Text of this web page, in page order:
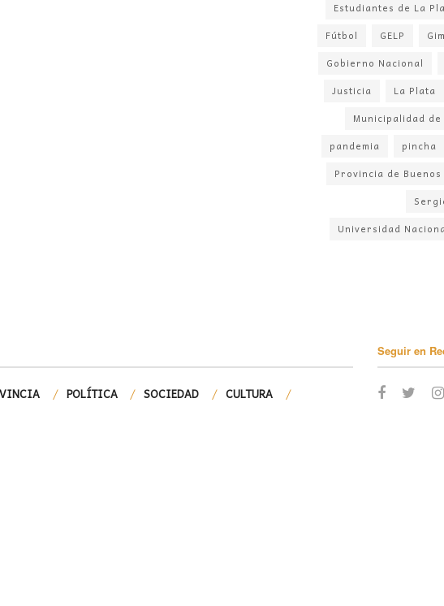
Estudiantes de La
Fútbol
GELP
Gobierno Nacional
Justicia
La Plata
Municipalidad de
pandemia
pincha
Provincia de
Universidad
POLÍTICA SOCIEDAD
CULTURA
Seguir en